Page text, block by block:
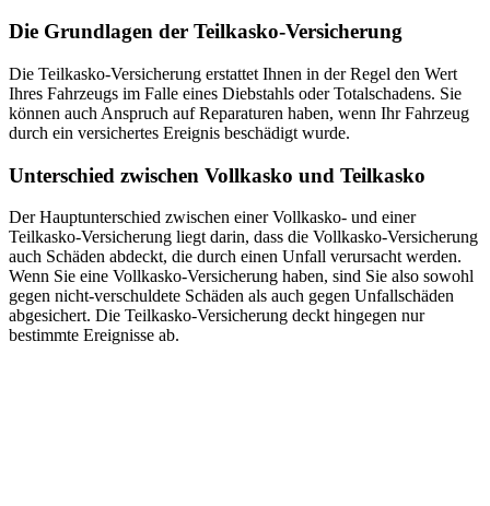
Die Grundlagen der Teilkasko-Versicherung
Die Teilkasko-Versicherung erstattet Ihnen in der Regel den Wert
Ihres Fahrzeugs im Falle eines Diebstahls oder Totalschadens. Sie
können auch Anspruch auf Reparaturen haben, wenn Ihr Fahrzeug
durch ein versichertes Ereignis beschädigt wurde.
Unterschied zwischen Vollkasko und Teilkasko
Der Hauptunterschied zwischen einer Vollkasko- und einer
Teilkasko-Versicherung liegt darin, dass die Vollkasko-Versicherung
auch Schäden abdeckt, die durch einen Unfall verursacht werden.
Wenn Sie eine Vollkasko-Versicherung haben, sind Sie also sowohl
gegen nicht-verschuldete Schäden als auch gegen Unfallschäden
abgesichert. Die Teilkasko-Versicherung deckt hingegen nur
bestimmte Ereignisse ab.